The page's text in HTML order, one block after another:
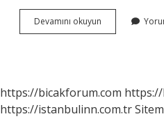
Devamını okuyun
Ne
https://bicakforum.com
https://istanbulinn.com.tr